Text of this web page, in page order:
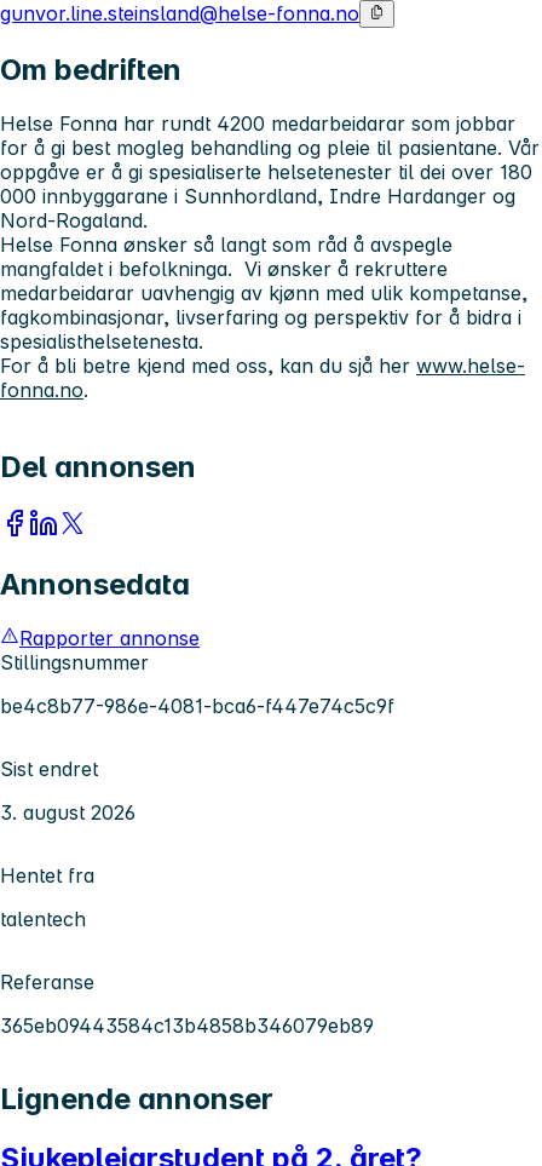
gunvor.line.steinsland@helse-fonna.no
Om bedriften
Helse Fonna har rundt 4200 medarbeidarar som jobbar
for å gi best mogleg behandling og pleie til pasientane. Vår
oppgåve er å gi spesialiserte helsetenester til dei over 180
000 innbyggarane i Sunnhordland, Indre Hardanger og
Nord-Rogaland.
Helse Fonna ønsker så langt som råd å avspegle
mangfaldet i befolkninga. Vi ønsker å rekruttere
medarbeidarar uavhengig av kjønn med ulik kompetanse,
fagkombinasjonar, livserfaring og perspektiv for å bidra i
spesialisthelsetenesta.
For å bli betre kjend med oss, kan du sjå her www.helse-
fonna.no.
Del annonsen
Annonsedata
Rapporter annonse
Stillingsnummer
be4c8b77-986e-4081-bca6-f447e74c5c9f
Sist endret
3. august 2026
Hentet fra
talentech
Referanse
365eb09443584c13b4858b346079eb89
Lignende annonser
Sjukepleiarstudent på 2. året?